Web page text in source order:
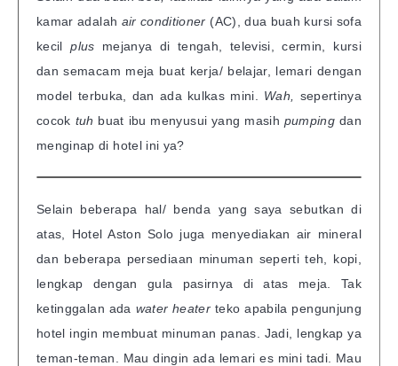
kamar adalah air conditioner (AC), dua buah kursi sofa
kecilplus mejanya di tengah, televisi, cermin, kursi
dan semacam meja buat kerja/ belajar, lemari dengan
model terbuka, dan ada kulkas mini. Wah, sepertinya
cocok tuh buat ibu menyusui yang masih pumping dan
menginap di hotel ini ya?
Selain beberapa hal/ benda yang saya sebutkan di
atas, Hotel Aston Solo juga menyediakan air mineral
dan beberapa persediaan minuman seperti teh, kopi,
lengkap dengan gula pasirnya di atas meja. Tak
ketinggalan ada water heaterteko apabila pengunjung
hotel ingin membuat minuman panas. Jadi, lengkap ya
teman-teman. Mau dingin ada lemari es mini tadi. Mau